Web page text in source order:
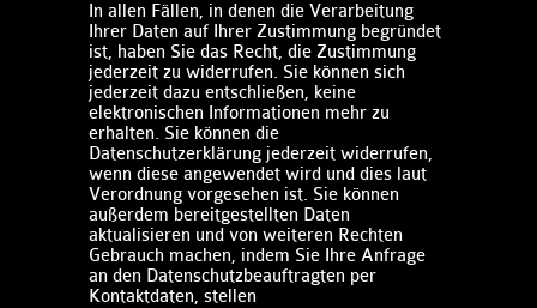
In allen Fällen, in denen die Verarbeitung
Ihrer Daten auf Ihrer Zustimmung begründet
ist, haben Sie das Recht, die Zustimmung
jederzeit zu widerrufen. Sie können sich
jederzeit dazu entschließen, keine
elektronischen Informationen mehr zu
erhalten. Sie können die
Datenschutzerklärung jederzeit widerrufen,
wenn diese angewendet wird und dies laut
Verordnung vorgesehen ist. Sie können
außerdem bereitgestellten Daten
aktualisieren und von weiteren Rechten
Gebrauch machen, indem Sie Ihre Anfrage
an den Datenschutzbeauftragten per
Kontaktdaten, stellen